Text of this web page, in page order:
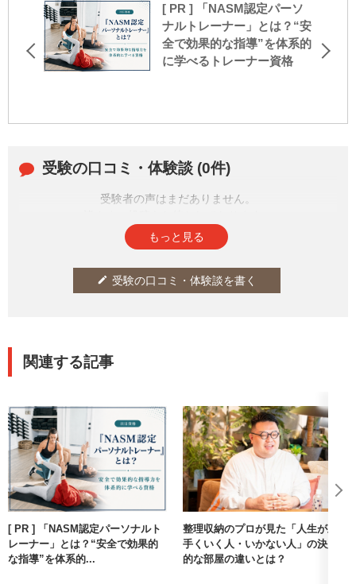
[ PR ] 「NASM認定パーソ
ナルトレーナー」とは？“安
全で効果的な指導”を体系的
に学べるトレーナー資格
受験の口コミ・体験談 (0件)
受験者の声はまだありません。
もっと見る
edit 受験の口コミ・体験談を書く
関連する記事
[ PR ] 「NASM認定パーソナルト
レーナー」とは？“安全で効果的
な指導”を体系的...
整理収納のプロが見た「人生が上
手くいく人・いかない人」の決定
的な部屋の違いとは？